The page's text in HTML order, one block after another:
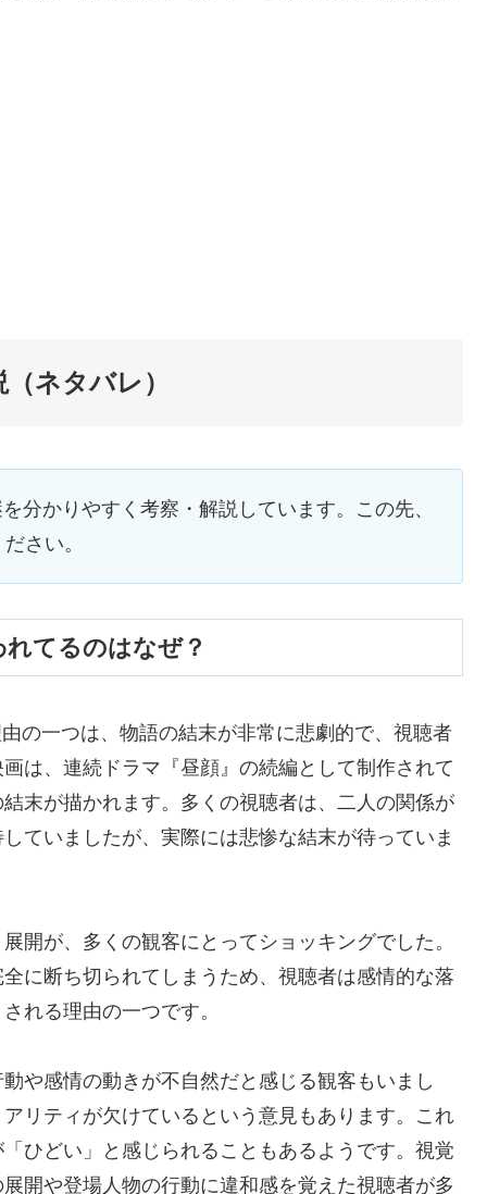
ネタバレ）
分かりやすく考察・解説しています。この先、
さい。
てるのはなぜ？
の一つは、物語の結末が非常に悲劇的で、視聴者
は、連続ドラマ『昼顔』の続編として制作されて
末が描かれます。多くの視聴者は、二人の関係が
ていましたが、実際には悲惨な結末が待っていま
開が、多くの観客にとってショッキングでした。
に断ち切られてしまうため、視聴者は感情的な落
れる理由の一つです。
や感情の動きが不自然だと感じる観客もいまし
リティが欠けているという意見もあります。これ
ひどい」と感じられることもあるようです。視覚
開や登場人物の行動に違和感を覚えた視聴者が多